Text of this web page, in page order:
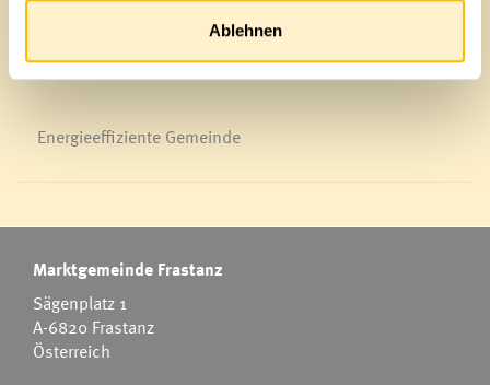
Ablehnen
Energieeffiziente Gemeinde
Marktgemeinde Frastanz
Sägenplatz 1
A-6820 Frastanz
Österreich